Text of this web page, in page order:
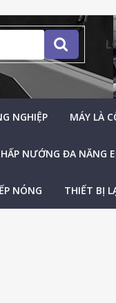
NGHIỆP MÁY LÀ
NƯỚNG ĐA NĂNG
NÓNG THIẾT BỊ